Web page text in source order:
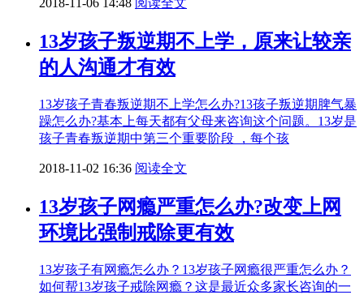
13岁孩子叛逆期不上学，原来让较亲
的人沟通才有效
13岁孩子青春叛逆期不上学怎么办?13孩子叛逆期脾气暴
躁怎么办?基本上每天都有父母来咨询这个问题。​13岁是
孩子青春叛逆期中第三个重要阶段 ，每个孩
2018-11-02 16:36 阅读全文
13岁孩子网瘾严重怎么办?改变上网
环境比强制戒除更有效
13岁孩子有网瘾怎么办？13岁孩子网瘾很严重怎么办？
如何帮13岁孩子戒除网瘾？这是最近众多家长咨询的一